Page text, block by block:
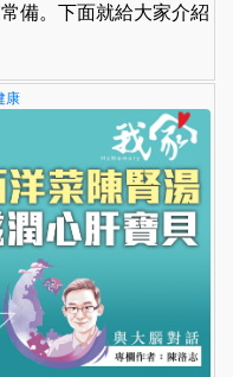
備。下面就給大家介紹
康